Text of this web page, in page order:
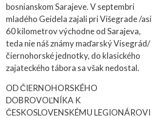
bosnianskom Sarajeve. V septembri
mladého Geidela zajali pri Višegrade /asi
60 kilometrov východne od Sarajeva,
teda nie náš známy maďarský Visegrád/
čiernohorské jednotky, do klasického
zajateckého tábora sa však nedostal.
OD ČIERNOHORSKÉHO
DOBROVOĽNÍKA K
ČESKOSLOVENSKÉMU LEGIONÁROVI